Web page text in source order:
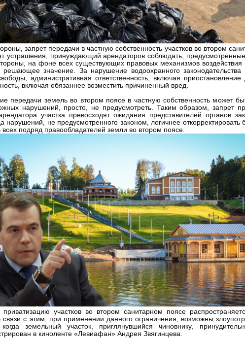
запрет передачи в частную собственность участков во втором
устрашения, принуждающий арендаторов соблюдать,
на фоне всех существующих правовых механизмов
решающее значение. За нарушение водоохранного законодательства
административная ответственность, включая
включая обязаннее возместить причиненный вред.
передачи земель во втором поясе в частную собственность может
нарушений, просто, не предусмотреть. Таким образом, запрет
участка превосходят ожидания представителей органов
нарушений, не предусмотренного законом, логичнее
подряд правообладателей земли во втором поясе.
участков во втором санитарном поясе
связи с этим, при применении данного ограничения, возможны
когда земельный участок, приглянувшийся чиновнику,
в киноленте «Левиафан» Андрея Звягинцева.